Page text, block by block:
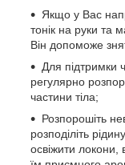
Якщо у Вас
тонік на руки та
Він допоможе
Для підтримки
регулярно
частини тіла;
Розпорошіть
розподіліть
освіжити локони,